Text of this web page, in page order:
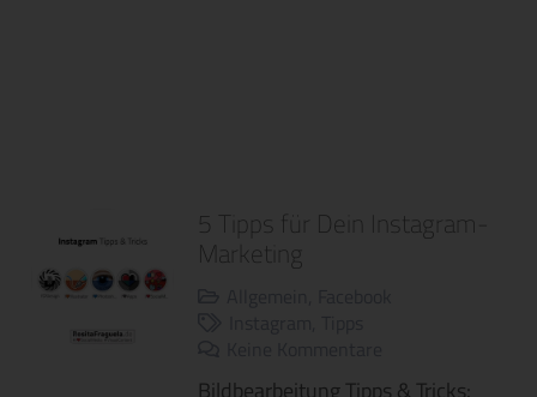
5 Tipps für Dein Instagram-
Marketing